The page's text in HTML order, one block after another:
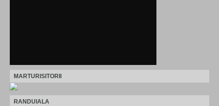
MARTURISITORII
RANDUIALA